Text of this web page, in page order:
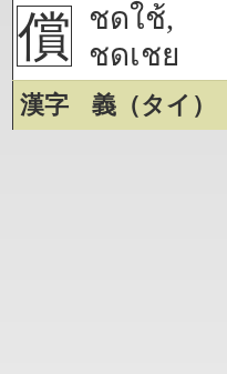
償
ชดใช้,
ชดเชย
漢字
義（タイ）